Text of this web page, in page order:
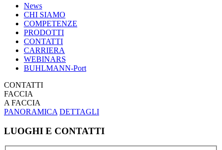
Main
navigation
News
CHI SIAMO
COMPETENZE
PRODOTTI
CONTATTI
CARRIERA
WEBINARS
BUHLMANN-Port
CONTATTI
FACCIA
A FACCIA
PANORAMICA DETTAGLI
LUOGHI E CONTATTI